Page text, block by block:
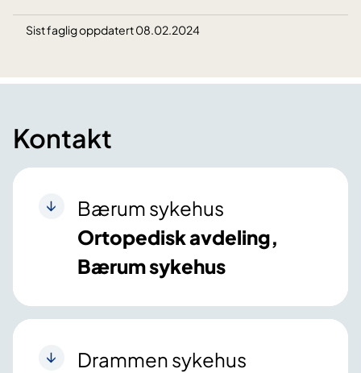
Sist faglig oppdatert 08.02.2024
Kontakt
Bærum sykehus
Ortopedisk avdeling,
Bærum sykehus
Drammen sykehus